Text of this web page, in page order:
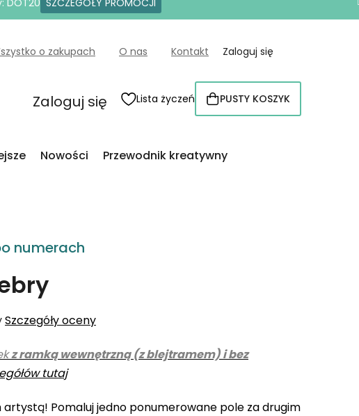
DOT20 SZCZEGÓŁY PROMOCJI
o zakupach O nas Kontakt Zaloguj się
Zaloguj się Lista życzeń KOSZYK
PUSTY KOSZYK
Nowości Przewodnik kreatywny
numerach
Szczegóły oceny
z ramką wewnętrzną (z blejtramem) i bez
tutaj
Pomaluj jedno ponumerowane pole za drugim